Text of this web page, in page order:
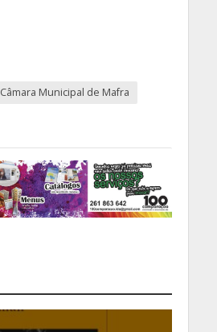
Câmara Municipal de Mafra